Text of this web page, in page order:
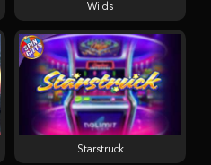
Starstruck
Wilds